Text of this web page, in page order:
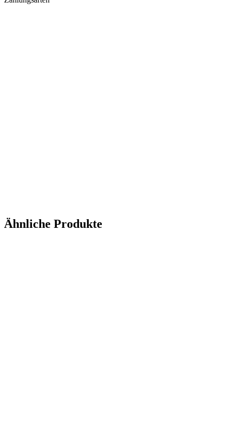
Ähnliche Produkte